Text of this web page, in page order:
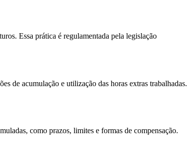
Essa prática é regulamentada pela legislação
de acumulação e utilização das horas extras trabalhadas.
como prazos, limites e formas de compensação.